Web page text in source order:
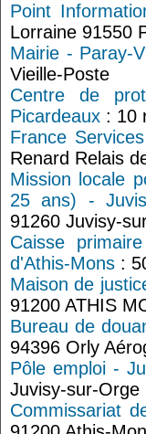
Point
Lorraine 91550
Mairie - Paray-
Vieille-Poste
Centre de
Picardeaux : 10
France
Renard Relais
Mission locale
25 ans) -
91260 Juvisy-
Caisse
d'Athis-Mons :
Maison de
91200 ATHIS
Bureau de
94396 Orly
Pôle emploi -
Juvisy-sur-Orge
Commissariat